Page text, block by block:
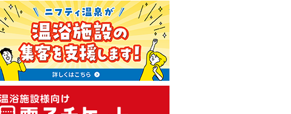
ニフティ温泉を使って手軽に